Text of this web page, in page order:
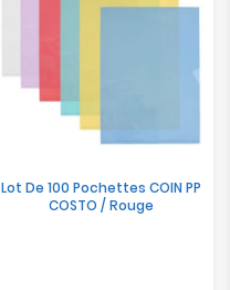
Lot De 100 Pochettes COIN PP
COSTO / Rouge